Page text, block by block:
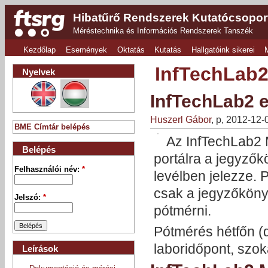
Hibatűrő Rendszerek
Méréstechnika és Információs Rendszerek Tanszék
Kezdőlap Események Oktatás Kutatás Hallgatóink sikerei
InfTechLab2
Huszerl Gábor, p, 2012-
Az InfTechLab2
portálra a
levélben jelezze.
csak a
pótmérni.
Pótmérés hétfőn
laboridőpont,
Nyelvek
BME Címtár belépés
Belépés
Felhasználói név:*
Jelszó:*
Leírások